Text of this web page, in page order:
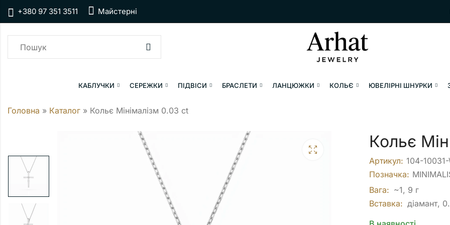
+380 97 351 3511 Майстерні
КАБЛУЧКИ СЕРЕЖКИ ПІДВІСИ БРАСЛЕТИ ЛАНЦЮЖКИ КОЛЬЄ ЮВЕЛІРНІ ШНУРКИ
Головна » Каталог » Кольє Мінімалізм 0.03 ct
Кольє
Артикул: 104-
Позначка:
Вага: ~1, 9 г
Вставка: діамант,